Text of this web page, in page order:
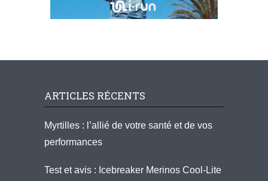
ARTICLES RÉCENTS
Myrtilles : l’allié de votre santé et de vos
performances
Test et avis : Icebreaker Merinos Cool-Lite